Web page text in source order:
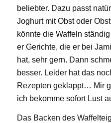
beliebter. Dazu passt
Joghurt mit Obst oder
könnte die Waffeln
er Gerichte, die er bei
hat, sehr gern. Dann
besser. Leider hat das
Rezepten geklappt… Mir
ich bekomme sofort Lust
Das Backen des